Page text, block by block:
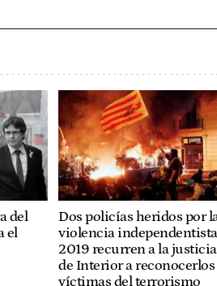
del
el
Dos policías heridos por
violencia
2019 recurren a la
de Interior a
víctimas del terrorismo